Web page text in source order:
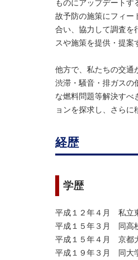
ものにアップデート
故予防の施策にフィー
合い、協力して調査を
スや施策を提供・提案
他方で、私たちの交通
渋滞・騒音・排ガスの
な燃料問題等解決す
ョンを探求し、さらに
経歴
学歴
平成１２年４月 私立
平成１５年３月 同高
平成１５年４月 京都
平成１９年３月 同大